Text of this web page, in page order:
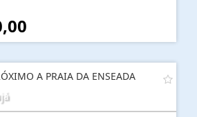
A PRAIA DA ENSEADA